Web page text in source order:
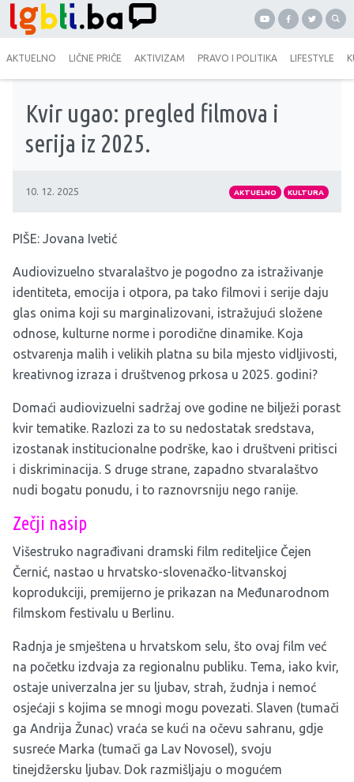
AKTUELNO LIČNE PRIČE AKTIVIZAM PRAVO I POLITIKA LIFESTYLE
Kvir ugao: pregled filmova i
serija iz 2025.
10. 12. 2025 AKTUELNO KULTURA
PIŠE: Jovana Ivetić
Audiovizuelno stvaralaštvo je pogodno za istraživanje
identiteta, emocija i otpora, pa tako filmovi i serije daju
glas onima koji su marginalizovani, istražujući složene
odnose, kulturne norme i porodične dinamike. Koja
ostvarenja malih i velikih platna su bila mjesto vidljivosti,
kreativnog izraza i društvenog prkosa u 2025. godini?
Domaći audiovizuelni sadržaj ove godine ne bilježi porast
kvir tematike. Razlozi za to su nedostatak sredstava,
izostanak institucionalne podrške, kao i društveni pritisci
i diskriminacija. S druge strane, zapadno stvaralaštvo
nudi bogatu ponudu, i to raznovrsniju nego ranije.
Zečji nasip
Višestruko nagrađivani dramski film rediteljice Čejen
Černić, nastao u hrvatsko-slovenačko-litvanskoj
koprodukciji, premijerno je prikazan na Međunarodnom
filmskom festivalu u Berlinu.
Radnja je smještena u hrvatskom selu, što ovaj film već
na početku izdvaja za regionalnu publiku. Tema, iako kvir,
ostaje univerzalna jer su ljubav, strah, žudnja i nemoć
osjećaji s kojima se mnogi mogu povezati. Slaven (tumači
ga Andrija Žunac) vraća se kući na očevu sahranu, gdje
susreće Marka (tumači ga Lav Novosel), svoju
tinejdžersku ljubav. Dok razmišljaju o mogućem